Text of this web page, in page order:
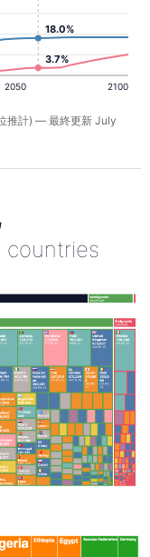
2050 2100
18.0%
3.7%
推計) — 最終更新 July
countries